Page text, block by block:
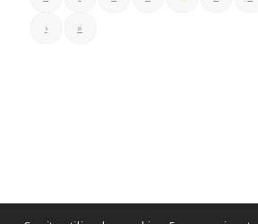
› »